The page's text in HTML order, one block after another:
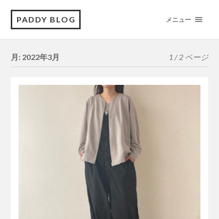
PADDY BLOG メニュー
月: 2022年3月 1 / 2 ページ